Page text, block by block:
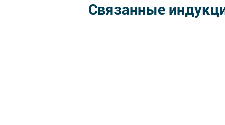
Связанные